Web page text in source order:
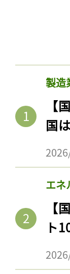
製造
【
国
エネ
【
ト